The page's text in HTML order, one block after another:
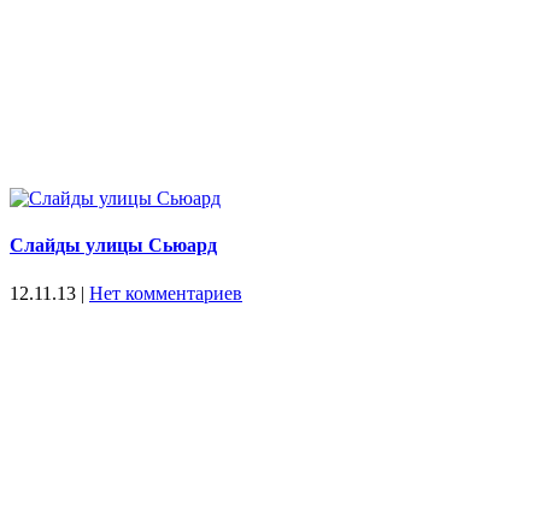
Слайды улицы Сьюард
12.11.13 | Нет комментариев